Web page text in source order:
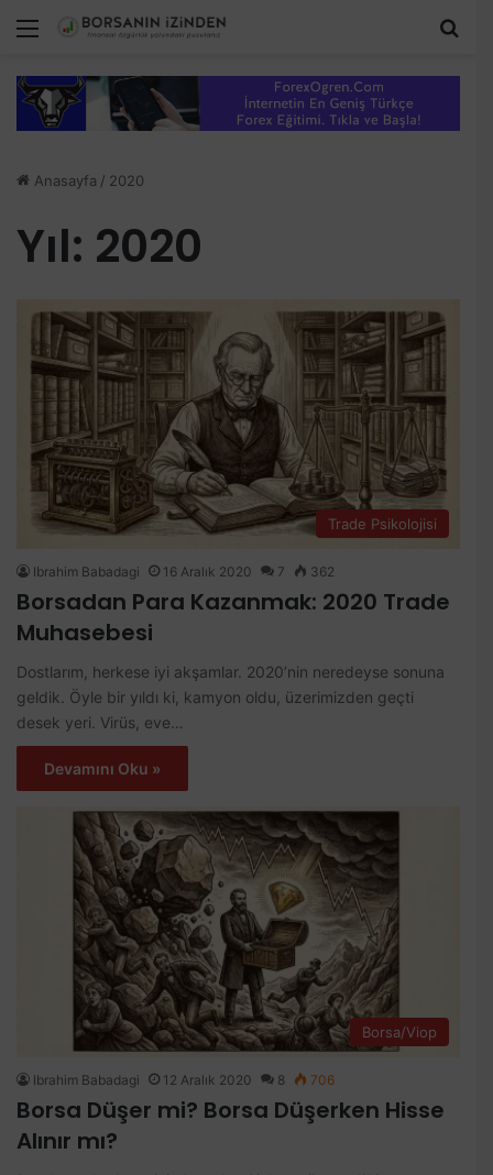
Menü
Anasayfa / 2020
Yıl: 2020
Trade Psikolojisi
Ibrahim Babadagi 16 Aralık 2020 7 362
Borsadan Para Kazanmak: 2020 Trade
Muhasebesi
Dostlarım, herkese iyi akşamlar. 2020’nin neredeyse sonuna
geldik. Öyle bir yıldı ki, kamyon oldu, üzerimizden geçti
desek yeri. Virüs, eve…
Devamını Oku »
Borsa/Viop
Ibrahim Babadagi 12 Aralık 2020 8 706
Borsa Düşer mi? Borsa Düşerken Hisse
Alınır mı?